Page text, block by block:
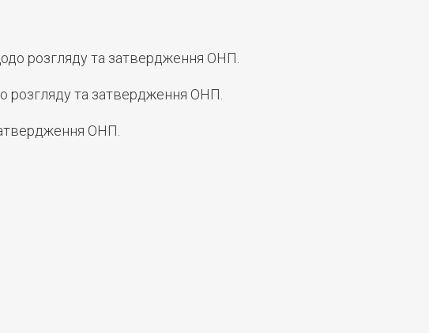
розгляду та затвердження ОНП.
розгляду та затвердження ОНП.
ОНП.